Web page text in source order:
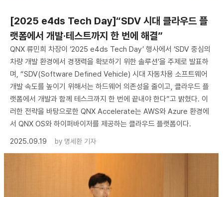
[2025 e4ds Tech Day]“SDV 시대 클라우드 플
랫폼에서 개발·테스트까지 한 번에 해결”
QNX 류민희 차장이 ‘2025 e4ds Tech Day’ 행사에서 ‘SDV 중심의
차량 개발 환경에서 경쟁력을 확보하기 위한 솔루션’을 주제로 발표하
며, “SDV(Software Defined Vehicle) 시대 자동차용 소프트웨어
개발 속도를 높이기 위해서는 하드웨어 의존성을 줄이고, 클라우드 플
랫폼에서 개발과 함께 테스크까지 한 번에 끝내야 한다”고 밝혔다. 이
러한 전략을 바탕으로한 QNX Accelerate는 AWS와 Azure 환경에
서 QNX OS와 하이퍼바이저를 제공하는 클라우드 플랫폼이다.
2025.09.19
by 명세환 기자